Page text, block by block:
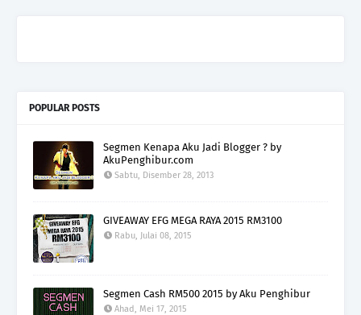
POPULAR POSTS
Segmen Kenapa Aku Jadi Blogger ? by
AkuPenghibur.com
Sabtu, Disember 28, 2013
GIVEAWAY EFG MEGA RAYA 2015 RM3100
Rabu, Julai 08, 2015
Segmen Cash RM500 2015 by Aku Penghibur
Ahad, Mei 17, 2015